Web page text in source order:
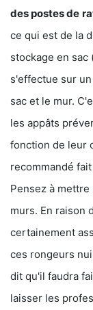
des postes de
ce qui est de la
stockage en sac
s'effectue sur
sac et le mur.
les appâts
fonction de leur
recommandé
Pensez à
murs. En raison
certainement
ces rongeurs
dit qu'il faudra
laisser les